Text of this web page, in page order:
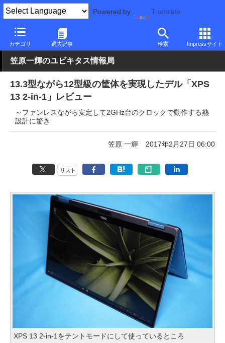
Powered by Translate
カテゴリ 過去記事 検索 Impressサイト
PC Watch パソコン/タブレット/スマートフォン Dell
笠原一輝のユビキタス情報局
13.3型ながら12型級の筐体を実現したデル「XPS
13 2-in-1」レビュー
～ファンレスながら安定して2GHz台のクロックで動作する熱
設計に驚き
笠原 一輝 2017年2月27日 06:00
リスト
XPS 13 2-in-1をテントモードにして使っているところ